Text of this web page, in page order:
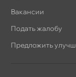
акансии
Подать жалобу
Предложить